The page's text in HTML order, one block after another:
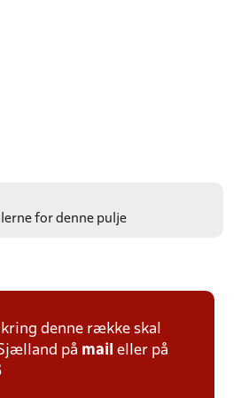
for denne pulje
denne række skal
på mail eller på